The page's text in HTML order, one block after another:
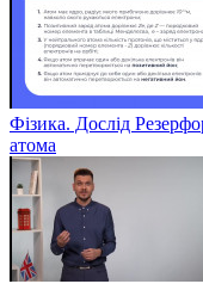
Фізика. Дослід
атома